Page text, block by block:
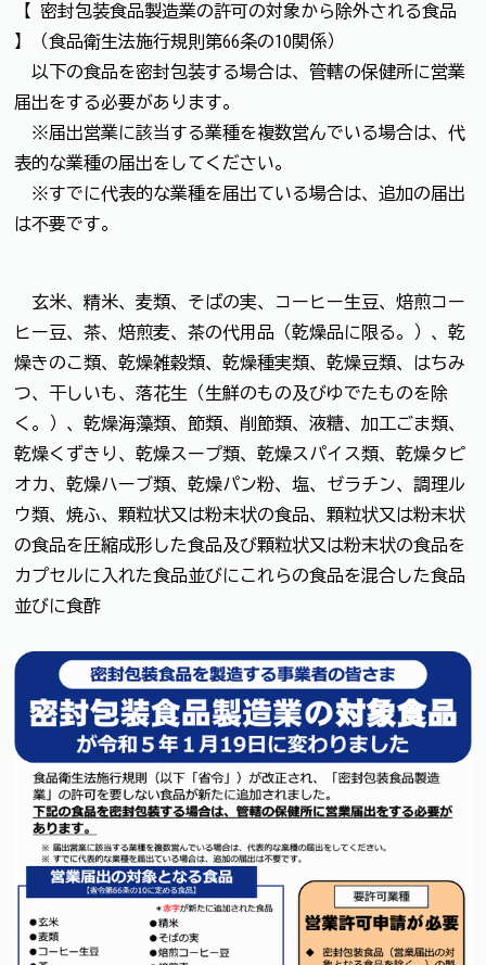
【 密封包装食品製造業の許可の対象から除外される食品
】（食品衛生法施行規則第66条の10関係）
以下の食品を密封包装する場合は、管轄の保健所に営業
届出をする必要があります。
※届出営業に該当する業種を複数営んでいる場合は、代
表的な業種の届出をしてください。
※すでに代表的な業種を届出ている場合は、追加の届出
は不要です。
玄米、精米、麦類、そばの実、コーヒー生豆、焙煎コー
ヒー豆、茶、焙煎麦、茶の代用品（乾燥品に限る。）、乾
燥きのこ類、乾燥雑穀類、乾燥種実類、乾燥豆類、はちみ
つ、干しいも、落花生（生鮮のもの及びゆでたものを除
く。）、乾燥海藻類、節類、削節類、液糖、加工ごま類、
乾燥くずきり、乾燥スープ類、乾燥スパイス類、乾燥タピ
オカ、乾燥ハーブ類、乾燥パン粉、塩、ゼラチン、調理ル
ウ類、焼ふ、顆粒状又は粉末状の食品、顆粒状又は粉末状
の食品を圧縮成形した食品及び顆粒状又は粉末状の食品を
カプセルに入れた食品並びにこれらの食品を混合した食品
並びに食酢